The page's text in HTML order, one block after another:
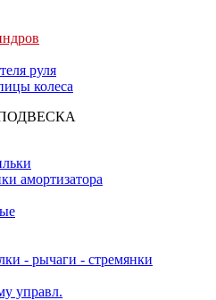
руля
колеса
амортизатора
- рычаги - стремянки
управл.